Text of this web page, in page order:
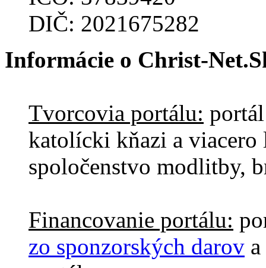
DIČ: 2021675282
Informácie o Christ-
Tvorcovia portálu:
katolícki kňazi a
spoločenstvo modlitby,
Financovanie portálu:
zo sponzorských darov